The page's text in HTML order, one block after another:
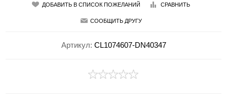
ДОБАВИТЬ В СПИСОК ПОЖЕЛАНИЙ СРАВНИТЬ
СООБЩИТЬ ДРУГУ
Артикул: CL1074607-DN40347